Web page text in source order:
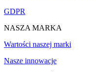
GDPR
NASZA MARKA
Wartości naszej marki
Nasze innowacje